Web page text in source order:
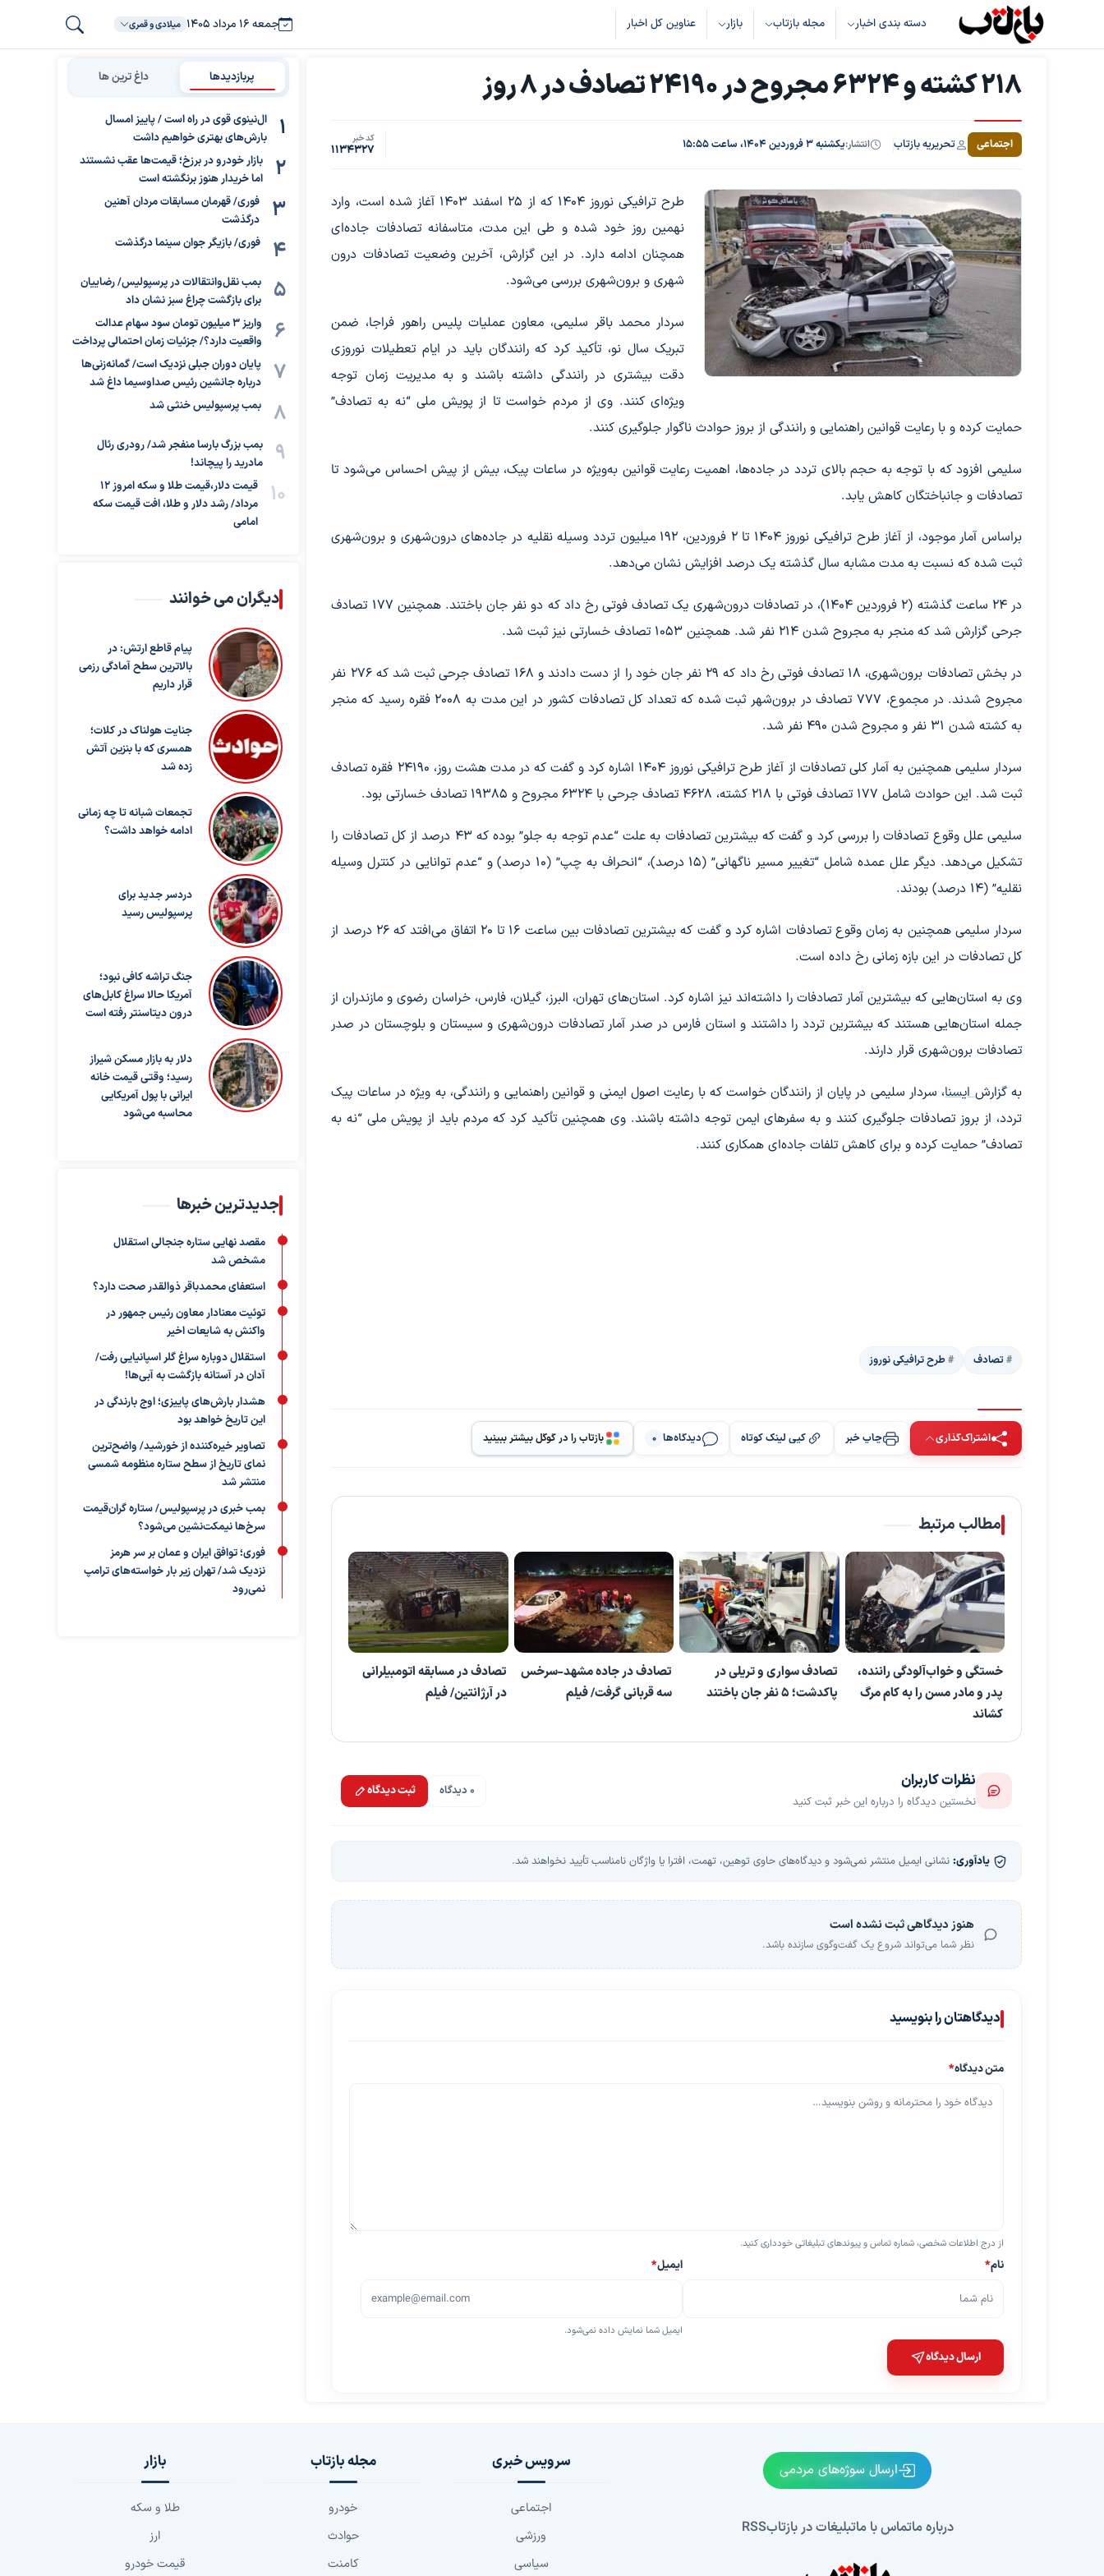
دسته بندی اخبار مجله بازتاب بازار عناوین کل اخبار جمعه ۱۶ مرداد ۱۴۰۵ میلادی و قمری
۲۱۸ کشته و ۶۳۲۴ مجروح در ۲۴۱۹۰ تصادف در ۸ روز
اجتماعی تحریریه بازتاب انتشار:یکشنبه ۳ فروردین ۱۴۰۴، ساعت ۱۵:۵۵ کد خبر
1134327
طرح ترافیکی نوروز ۱۴۰۴ که از ۲۵ اسفند ۱۴۰۳ آغاز شده است، وارد
نهمین روز خود شده و طی این مدت، متاسفانه تصادفات جاده‌ای
همچنان ادامه دارد. در این گزارش، آخرین وضعیت تصادفات درون‌
شهری و برون‌شهری بررسی می‌شود.
سردار محمد باقر سلیمی، معاون عملیات پلیس راهور فراجا، ضمن
تبریک سال نو، تأکید کرد که رانندگان باید در ایام تعطیلات نوروزی
دقت بیشتری در رانندگی داشته باشند و به مدیریت زمان توجه
ویژه‌ای کنند. وی از مردم خواست تا از پویش ملی “نه به تصادف”
حمایت کرده و با رعایت قوانین راهنمایی و رانندگی از بروز حوادث ناگوار جلوگیری کنند.
سلیمی افزود که با توجه به حجم بالای تردد در جاده‌ها، اهمیت رعایت قوانین به‌ویژه در ساعات پیک، بیش از پیش احساس می‌شود تا
تصادفات و جانباختگان کاهش یابد.
براساس آمار موجود، از آغاز طرح ترافیکی نوروز ۱۴۰۴ تا ۲ فروردین، ۱۹۲ میلیون تردد وسیله نقلیه در جاده‌های درون‌شهری و برون‌شهری
ثبت شده که نسبت به مدت مشابه سال گذشته یک درصد افزایش نشان می‌دهد.
در ۲۴ ساعت گذشته (۲ فروردین ۱۴۰۴)، در تصادفات درون‌شهری یک تصادف فوتی رخ داد که دو نفر جان باختند. همچنین ۱۷۷ تصادف
جرحی گزارش شد که منجر به مجروح شدن ۲۱۴ نفر شد. همچنین ۱۰۵۳ تصادف خسارتی نیز ثبت شد.
در بخش تصادفات برون‌شهری، ۱۸ تصادف فوتی رخ داد که ۲۹ نفر جان خود را از دست دادند و ۱۶۸ تصادف جرحی ثبت شد که ۲۷۶ نفر
مجروح شدند. در مجموع، ۷۷۷ تصادف در برون‌شهر ثبت شده که تعداد کل تصادفات کشور در این مدت به ۲۰۰۸ فقره رسید که منجر
به کشته شدن ۳۱ نفر و مجروح شدن ۴۹۰ نفر شد.
سردار سلیمی همچنین به آمار کلی تصادفات از آغاز طرح ترافیکی نوروز ۱۴۰۴ اشاره کرد و گفت که در مدت هشت روز، ۲۴۱۹۰ فقره تصادف
ثبت شد. این حوادث شامل ۱۷۷ تصادف فوتی با ۲۱۸ کشته، ۴۶۲۸ تصادف جرحی با ۶۳۲۴ مجروح و ۱۹۳۸۵ تصادف خسارتی بود.
سلیمی علل وقوع تصادفات را بررسی کرد و گفت که بیشترین تصادفات به علت “عدم توجه به جلو” بوده که ۴۳ درصد از کل تصادفات را
تشکیل می‌دهد. دیگر علل عمده شامل “تغییر مسیر ناگهانی” (۱۵ درصد)، “انحراف به چپ” (۱۰ درصد) و “عدم توانایی در کنترل وسیله
نقلیه” (۱۴ درصد) بودند.
سردار سلیمی همچنین به زمان وقوع تصادفات اشاره کرد و گفت که بیشترین تصادفات بین ساعت ۱۶ تا ۲۰ اتفاق می‌افتد که ۲۶ درصد از
کل تصادفات در این بازه زمانی رخ داده است.
وی به استان‌هایی که بیشترین آمار تصادفات را داشته‌اند نیز اشاره کرد. استان‌های تهران، البرز، گیلان، فارس، خراسان رضوی و مازندران از
جمله استان‌هایی هستند که بیشترین تردد را داشتند و استان فارس در صدر آمار تصادفات درون‌شهری و سیستان و بلوچستان در صدر
تصادفات برون‌شهری قرار دارند.
به گزارشایسنا، سردار سلیمی در پایان از رانندگان خواست که با رعایت اصول ایمنی و قوانین راهنمایی و رانندگی، به ویژه در ساعات پیک
تردد، از بروز تصادفات جلوگیری کنند و به سفرهای ایمن توجه داشته باشند. وی همچنین تأکید کرد که مردم باید از پویش ملی “نه به
تصادف” حمایت کرده و برای کاهش تلفات جاده‌ای همکاری کنند.
تصادف طرح ترافیکی نوروز
اشتراک‌گذاری چاپ خبر کپی لینک کوتاه دیدگاه‌ها 0 بازتاب را در گوگل بیشتر ببینید
مطالب مرتبط
خستگی و خواب‌آلودگی راننده،
پدر و مادر مسن را به کام مرگ
کشاند
تصادف سواری و تریلی در
پاکدشت؛ ۵ نفر جان باختند
تصادف در جاده مشهد-سرخس
سه قربانی گرفت/ فیلم
تصادف در مسابقه اتومبیلرانی
در آرژانتین/ فیلم
نظرات کاربران
نخستین دیدگاه را درباره این خبر ثبت کنید
0 دیدگاه ثبت دیدگاه
یادآوری: نشانی ایمیل منتشر نمی‌شود و دیدگاه‌های حاوی توهین، تهمت، افترا یا واژگان نامناسب تأیید نخواهند شد.
هنوز دیدگاهی ثبت نشده است
نظر شما می‌تواند شروع یک گفت‌وگوی سازنده باشد.
دیدگاهتان را بنویسید
متن دیدگاه*
از درج اطلاعات شخصی، شماره تماس و پیوندهای تبلیغاتی خودداری کنید.
نام* ایمیل*
ایمیل شما نمایش داده نمی‌شود.
ارسال دیدگاه
پربازدیدها داغ ترین ها
ال‌نینوی قوی در راه است / پاییز امسال
بارش‌های بهتری خواهیم داشت
بازار خودرو در برزخ؛ قیمت‌ها عقب نشستند
اما خریدار هنوز برنگشته است
فوری/ قهرمان مسابقات مردان آهنین
درگذشت
فوری/ بازیگر جوان سینما درگذشت
بمب نقل‌وانتقالات در پرسپولیس/ رضاییان
برای بازگشت چراغ سبز نشان داد
واریز ۳ میلیون تومان سود سهام عدالت
واقعیت دارد؟/ جزئیات زمان احتمالی پرداخت
پایان دوران جبلی نزدیک است/ گمانه‌زنی‌ها
درباره جانشین رئیس صداوسیما داغ شد
بمب پرسپولیس خنثی شد
بمب بزرگ بارسا منفجر شد/ رودری رئال
مادرید را پیچاند!
قیمت دلار،قیمت طلا و سکه امروز ۱۲
مرداد/ رشد دلار و طلا، افت قیمت سکه
امامی
دیگران می خوانند
پیام قاطع ارتش: در
بالاترین سطح آمادگی رزمی
قرار داریم
جنایت هولناک در کلات؛
همسری که با بنزین آتش
زده شد
تجمعات شبانه تا چه زمانی
ادامه خواهد داشت؟
دردسر جدید برای
پرسپولیس رسید
جنگ تراشه کافی نبود؛
آمریکا حالا سراغ کابل‌های
درون دیتاسنتر رفته است
دلار به بازار مسکن شیراز
رسید؛ وقتی قیمت خانه
ایرانی با پول آمریکایی
محاسبه می‌شود
جدیدترین خبرها
مقصد نهایی ستاره جنجالی استقلال
مشخص شد
استعفای محمدباقر ذوالقدر صحت دارد؟
توئیت معنادار معاون رئیس جمهور در
واکنش به شایعات اخیر
استقلال دوباره سراغ گلر اسپانیایی رفت/
آدان در آستانه بازگشت به آبی‌ها!
هشدار بارش‌های پاییزی؛ اوج بارندگی در
این تاریخ خواهد بود
تصاویر خیره‌کننده از خورشید/ واضح‌ترین
نمای تاریخ از سطح ستاره منظومه شمسی
منتشر شد
بمب خبری در پرسپولیس/ ستاره گران‌قیمت
سرخ‌ها نیمکت‌نشین می‌شود؟
فوری؛ توافق ایران و عمان بر سر هرمز
نزدیک شد/ تهران زیر بار خواسته‌های ترامپ
نمی‌رود
ارسال سوژه‌های مردمی
درباره ماتماس با ماتبلیغات در بازتابRSS
سرویس خبری
اجتماعی
ورزشی
سیاسی
مجله بازتاب
خودرو
حوادث
کامنت
بازار
طلا و سکه
ارز
قیمت خودرو